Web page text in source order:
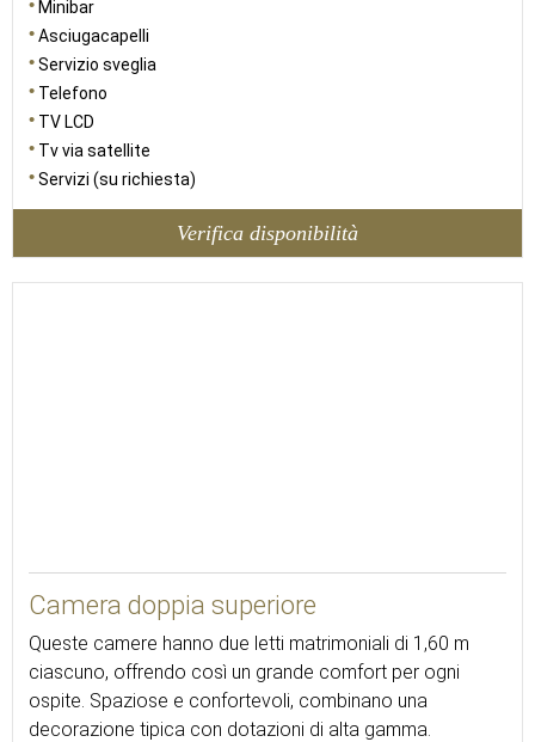
Minibar
Asciugacapelli
Servizio sveglia
Telefono
TV LCD
Tv via satellite
Servizi (su richiesta)
Verifica disponibilità
Camera doppia superiore
Queste camere hanno due letti matrimoniali di 1,60 m
ciascuno, offrendo così un grande comfort per ogni
ospite. Spaziose e confortevoli, combinano una
decorazione tipica con dotazioni di alta gamma.